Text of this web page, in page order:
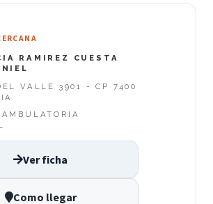
RAMIREZ CUESTA
VALLE 3901 - CP 7400
Ver ficha
Como llegar